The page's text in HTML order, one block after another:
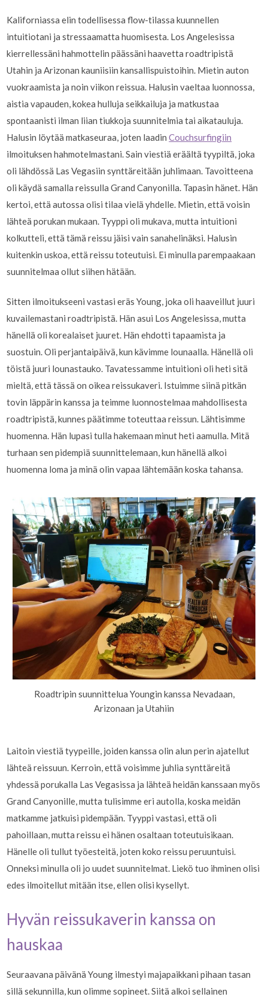
Kaliforniassa elin todellisessa flow-tilassa kuunnellen
intuitiotani ja stressaamatta huomisesta. Los Angelesissa
kierrellessäni hahmottelin päässäni haavetta roadtripistä
Utahin ja Arizonan kauniisiin kansallispuistoihin. Mietin auton
vuokraamista ja noin viikon reissua. Halusin vaeltaa luonnossa,
aistia vapauden, kokea hulluja seikkailuja ja matkustaa
spontaanisti ilman liian tiukkoja suunnitelmia tai aikatauluja.
Halusin löytää matkaseuraa, joten laadinCouchsurfingiin
ilmoituksen hahmotelmastani. Sain viestiä eräältä tyypiltä, joka
oli lähdössä Las Vegasiin synttäreitään juhlimaan. Tavoitteena
oli käydä samalla reissulla Grand Canyonilla. Tapasin hänet. Hän
kertoi, että autossa olisi tilaa vielä yhdelle. Mietin, että voisin
lähteä porukan mukaan. Tyyppi oli mukava, mutta intuitioni
kolkutteli, että tämä reissu jäisi vain sanahelinäksi. Halusin
kuitenkin uskoa, että reissu toteutuisi. Ei minulla parempaakaan
suunnitelmaa ollut siihen hätään.
Sitten ilmoitukseeni vastasi eräs Young, joka oli haaveillut juuri
kuvailemastani roadtripistä. Hän asui Los Angelesissa, mutta
hänellä oli korealaiset juuret. Hän ehdotti tapaamista ja
suostuin. Oli perjantaipäivä, kun kävimme lounaalla. Hänellä oli
töistä juuri lounastauko. Tavatessamme intuitioni oli heti sitä
mieltä, että tässä on oikea reissukaveri. Istuimme siinä pitkän
tovin läppärin kanssa ja teimme luonnostelmaa mahdollisesta
roadtripistä, kunnes päätimme toteuttaa reissun. Lähtisimme
huomenna. Hän lupasi tulla hakemaan minut heti aamulla. Mitä
turhaan sen pidempiä suunnittelemaan, kun hänellä alkoi
huomenna loma ja minä olin vapaa lähtemään koska tahansa.
Roadtripin suunnittelua Youngin kanssa Nevadaan,
Arizonaan ja Utahiin
Laitoin viestiä tyypeille, joiden kanssa olin alun perin ajatellut
lähteä reissuun. Kerroin, että voisimme juhlia synttäreitä
yhdessä porukalla Las Vegasissa ja lähteä heidän kanssaan myös
Grand Canyonille, mutta tulisimme eri autolla, koska meidän
matkamme jatkuisi pidempään. Tyyppi vastasi, että oli
pahoillaan, mutta reissu ei hänen osaltaan toteutuisikaan.
Hänelle oli tullut työesteitä, joten koko reissu peruuntuisi.
Onneksi minulla oli jo uudet suunnitelmat. Liekö tuo ihminen olisi
edes ilmoitellut mitään itse, ellen olisi kysellyt.
Hyvän reissukaverin kanssa on
hauskaa
Seuraavana päivänä Young ilmestyi majapaikkani pihaan tasan
sillä sekunnilla, kun olimme sopineet. Siitä alkoi sellainen